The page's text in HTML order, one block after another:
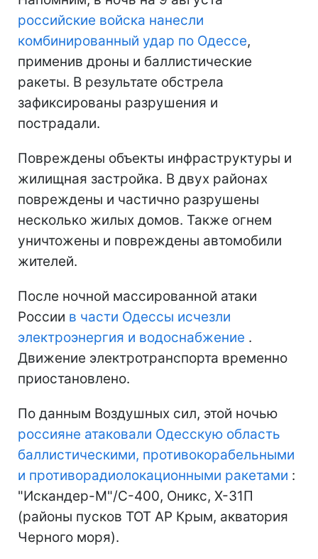
российские войска нанесли
комбинированный удар по Одессе,
применив дроны и баллистические
ракеты. В результате обстрела
зафиксированы разрушения и
пострадали.
Повреждены объекты инфраструктуры и
жилищная застройка. В двух районах
повреждены и частично разрушены
несколько жилых домов. Также огнем
уничтожены и повреждены автомобили
жителей.
После ночной массированной атаки
России в части Одессы исчезли
электроэнергия и водоснабжение .
Движение электротранспорта временно
приостановлено.
По данным Воздушных сил, этой ночью
россияне атаковали Одесскую область
баллистическими, противокорабельными
и противорадиолокационными ракетами :
"Искандер-М"/С-400, Оникс, Х-31П
(районы пусков ТОТ АР Крым, акватория
Черного моря).